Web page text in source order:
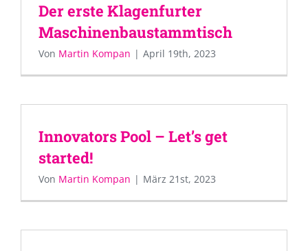
Der erste Klagenfurter
Maschinenbaustammtisch
Von Martin Kompan | April 19th, 2023
Innovators Pool – Let’s get
started!
Von Martin Kompan | März 21st, 2023